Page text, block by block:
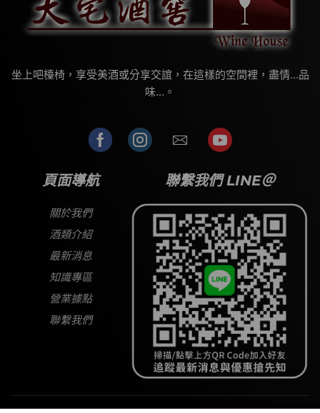
坐上吧檯椅，享受美酒或分享交誼，在這樣的空間裡，盡情…品
味…。
頁面導航
關於我們
酒類介紹
最新消息
知識專區
營業據點
聯繫我們
聯繫我們 LINE＠